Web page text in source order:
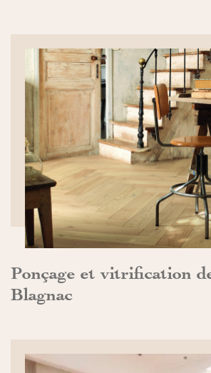
Ponçage et vitrification
Blagnac